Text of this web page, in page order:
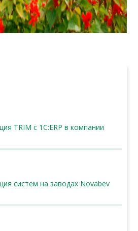
TRIM с 1С:ERP в компании
систем на заводах Novabev